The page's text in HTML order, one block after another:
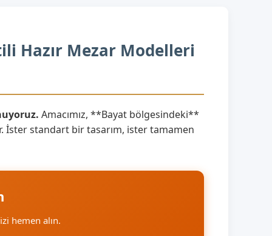
Hazır Mezar Modelleri
Amacımız, **Bayat bölgesindeki**
İster standart bir tasarım, ister tamamen
hemen alın.